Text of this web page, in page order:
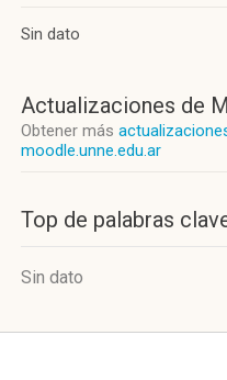
Sin dato
Actualizaciones de
Obtener más
moodle.unne.edu.ar
Top de palabras
Sin dato